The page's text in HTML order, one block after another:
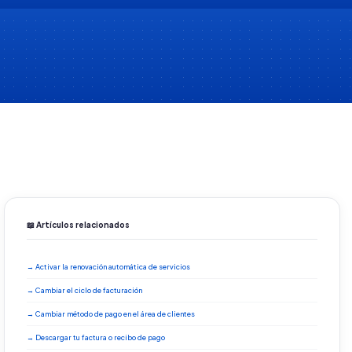
📖 Artículos relacionados
→ Activar la renovación automática de servicios
→ Cambiar el ciclo de facturación
→ Cambiar método de pago en el área de clientes
→ Descargar tu factura o recibo de pago